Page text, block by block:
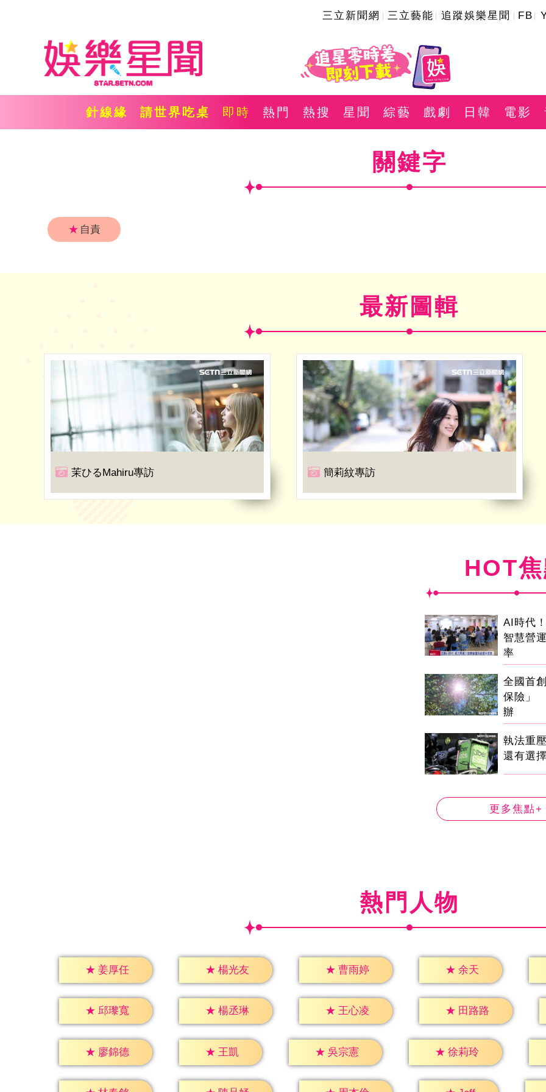
三立新聞網 三立藝能 追蹤娛樂星聞 FB
針線緣 請世界吃桌 即時 熱門 熱搜 星聞 綜藝 戲劇 日韓 電影
關鍵字
★ 自責
最新圖輯
茉ひるMahiru專訪 簡莉紋專訪
HOT
AI時代
智慧營
率
全國首
保險」
辦
執法重
還有選
更多焦點+
熱門人物
★ 姜厚任 ★ 楊光友 ★ 曹雨婷 ★ 余天
★ 邱瓈寬 ★ 楊丞琳 ★ 王心凌 ★ 田路路
★ 廖錦德 ★ 王凱 ★ 吳宗憲 ★ 徐莉玲